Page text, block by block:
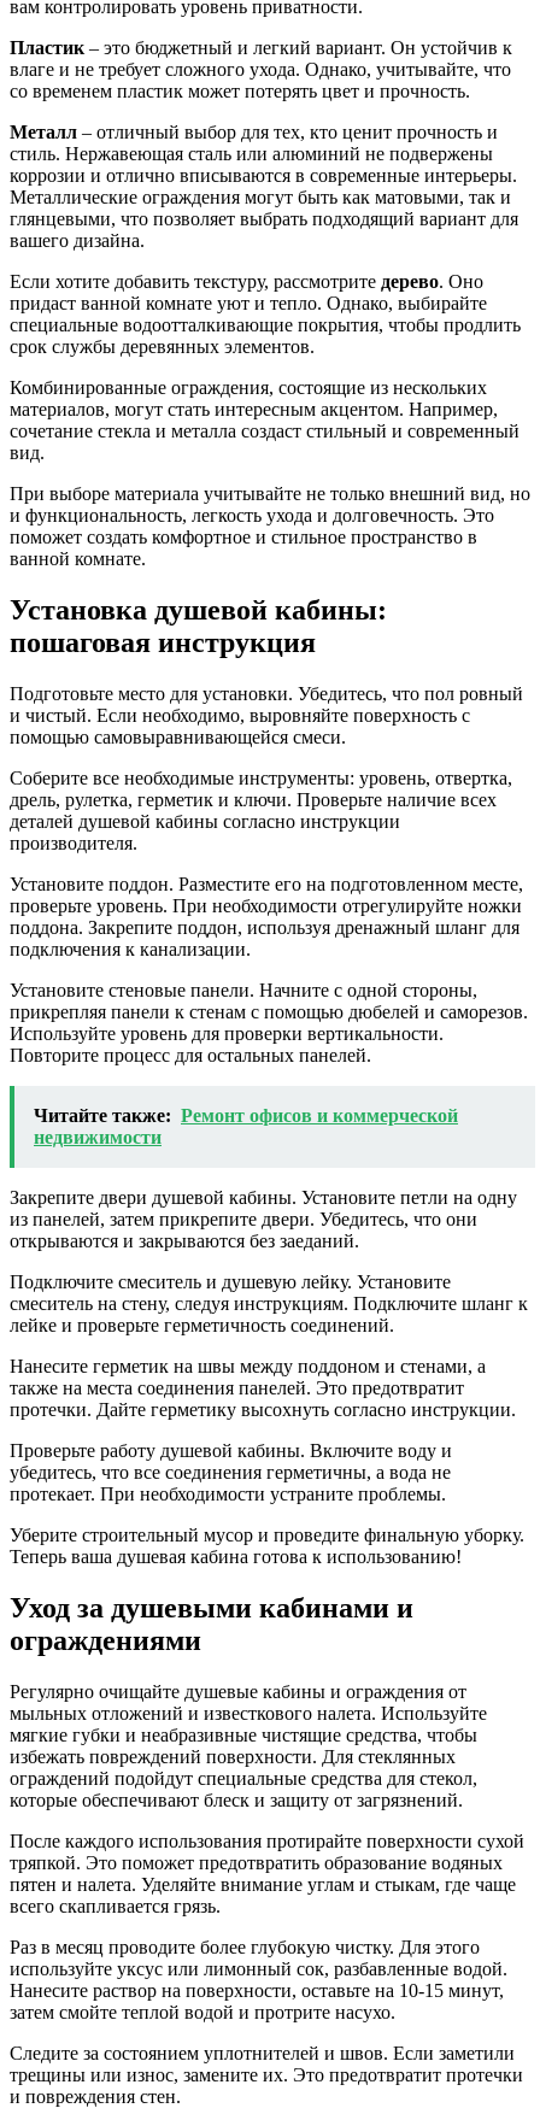
вам контролировать уровень приватности.
Пластик– это бюджетный и легкий вариант. Он устойчив к
влаге и не требует сложного ухода. Однако, учитывайте, что
со временем пластик может потерять цвет и прочность.
Металл – отличный выбор для тех, кто ценит прочность и
стиль. Нержавеющая сталь или алюминий не подвержены
коррозии и отлично вписываются в современные интерьеры.
Металлические ограждения могут быть как матовыми, так и
глянцевыми, что позволяет выбрать подходящий вариант для
вашего дизайна.
Если хотите добавить текстуру, рассмотрите дерево. Оно
придаст ванной комнате уют и тепло. Однако, выбирайте
специальные водоотталкивающие покрытия, чтобы продлить
срок службы деревянных элементов.
Комбинированные ограждения, состоящие из нескольких
материалов, могут стать интересным акцентом. Например,
сочетание стекла и металла создаст стильный и современный
вид.
При выборе материала учитывайте не только внешний вид, но
и функциональность, легкость ухода и долговечность. Это
поможет создать комфортное и стильное пространство в
ванной комнате.
Установка душевой кабины:
пошаговая инструкция
Подготовьте место для установки. Убедитесь, что пол ровный
и чистый. Если необходимо, выровняйте поверхность с
помощью самовыравнивающейся смеси.
Соберите все необходимые инструменты: уровень, отвертка,
дрель, рулетка, герметик и ключи. Проверьте наличие всех
деталей душевой кабины согласно инструкции
производителя.
Установите поддон. Разместите его на подготовленном месте,
проверьте уровень. При необходимости отрегулируйте ножки
поддона. Закрепите поддон, используя дренажный шланг для
подключения к канализации.
Установите стеновые панели. Начните с одной стороны,
прикрепляя панели к стенам с помощью дюбелей и саморезов.
Используйте уровень для проверки вертикальности.
Повторите процесс для остальных панелей.
Читайте также: Ремонт офисов и коммерческой
недвижимости
Закрепите двери душевой кабины. Установите петли на одну
из панелей, затем прикрепите двери. Убедитесь, что они
открываются и закрываются без заеданий.
Подключите смеситель и душевую лейку. Установите
смеситель на стену, следуя инструкциям. Подключите шланг к
лейке и проверьте герметичность соединений.
Нанесите герметик на швы между поддоном и стенами, а
также на места соединения панелей. Это предотвратит
протечки. Дайте герметику высохнуть согласно инструкции.
Проверьте работу душевой кабины. Включите воду и
убедитесь, что все соединения герметичны, а вода не
протекает. При необходимости устраните проблемы.
Уберите строительный мусор и проведите финальную уборку.
Теперь ваша душевая кабина готова к использованию!
Уход за душевыми кабинами и
ограждениями
Регулярно очищайте душевые кабины и ограждения от
мыльных отложений и известкового налета. Используйте
мягкие губки и неабразивные чистящие средства, чтобы
избежать повреждений поверхности. Для стеклянных
ограждений подойдут специальные средства для стекол,
которые обеспечивают блеск и защиту от загрязнений.
После каждого использования протирайте поверхности сухой
тряпкой. Это поможет предотвратить образование водяных
пятен и налета. Уделяйте внимание углам и стыкам, где чаще
всего скапливается грязь.
Раз в месяц проводите более глубокую чистку. Для этого
используйте уксус или лимонный сок, разбавленные водой.
Нанесите раствор на поверхности, оставьте на 10-15 минут,
затем смойте теплой водой и протрите насухо.
Следите за состоянием уплотнителей и швов. Если заметили
трещины или износ, замените их. Это предотвратит протечки
и повреждения стен.